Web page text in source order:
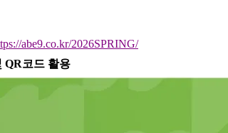
abe9.co.kr/2026SPRING/
QR코드 활용